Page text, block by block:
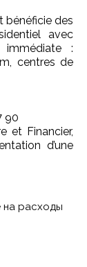
bénéficie des
avec
:
centres de
90
et Financier,
d’une
на расходы